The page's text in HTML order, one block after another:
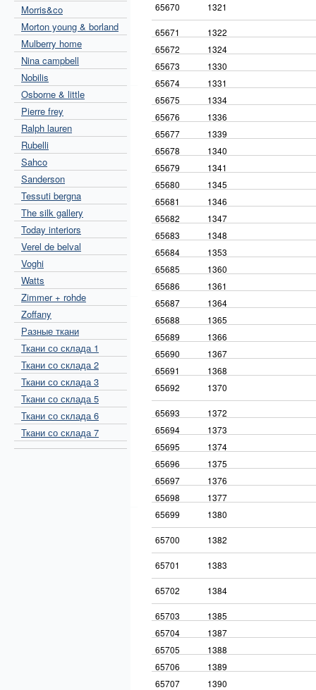
Morris&co
Morton young & borland
Mulberry home
Nina campbell
Nobilis
Osborne & little
Pierre frey
Ralph lauren
Rubelli
Sahco
Sanderson
Tessuti bergna
The silk gallery
Today interiors
Verel de belval
Voghi
Watts
Zimmer + rohde
Zoffany
Разные ткани
Ткани со склада 1
Ткани со склада 2
Ткани со склада 3
Ткани со склада 5
Ткани со склада 6
Ткани со склада 7
65670 1321
65671
1322
65672
1324
65673
1330
65674
1331
65675
1334
65676
1336
65677
1339
65678
1340
65679
1341
65680
1345
65681
1346
65682
1347
65683
1348
65684
1353
65685
1360
65686
1361
65687
1364
65688
1365
65689
1366
65690
1367
65691
1368
65692
1370
65693
1372
65694
1373
65695
1374
65696
1375
65697
1376
65698
1377
65699
1380
65700 1382
65701 1383
65702 1384
65703
1385
65704
1387
65705
1388
65706
1389
65707
1390